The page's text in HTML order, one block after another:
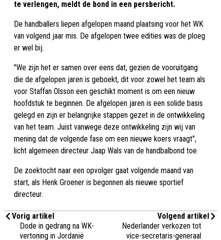
te verlengen, meldt de bond in een persbericht.
De handballers liepen afgelopen maand plaatsing voor het WK
van volgend jaar mis. De afgelopen twee edities was de ploeg
er wel bij.
"We zijn het er samen over eens dat, gezien de vooruitgang
die de afgelopen jaren is geboekt, dit voor zowel het team als
voor Staffan Olsson een geschikt moment is om een nieuw
hoofdstuk te beginnen. De afgelopen jaren is een solide basis
gelegd en zijn er belangrijke stappen gezet in de ontwikkeling
van het team. Juist vanwege deze ontwikkeling zijn wij van
mening dat de volgende fase om een nieuwe koers vraagt",
licht algemeen directeur Jaap Wals van de handbalbond toe.
De zoektocht naar een opvolger gaat volgende maand van
start, als Henk Groener is begonnen als nieuwe sportief
directeur.
Vorig artikel
Dode in gedrang na WK-
vertoning in Jordanië
Volgend artikel
Nederlander verkozen tot
vice-secretaris-generaal